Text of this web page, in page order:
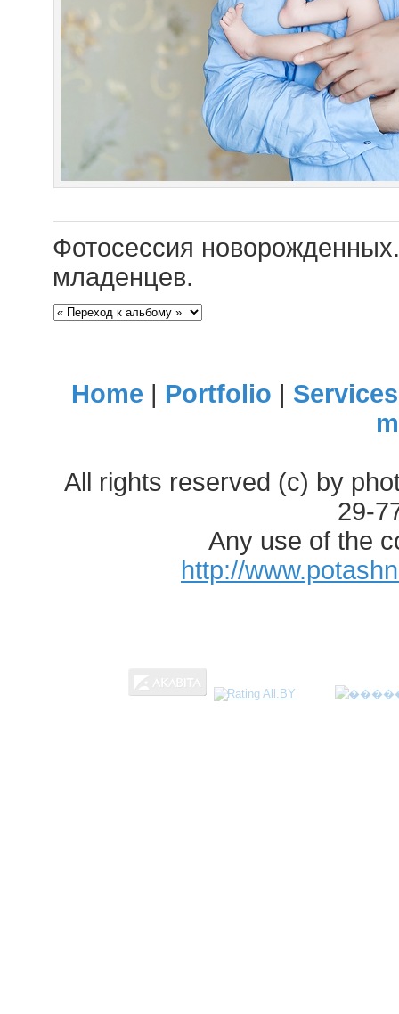
Фотосессия
младенцев.
Home | Portfolio | Services
All rights reserved (c) by
29-
Any use of the
http://